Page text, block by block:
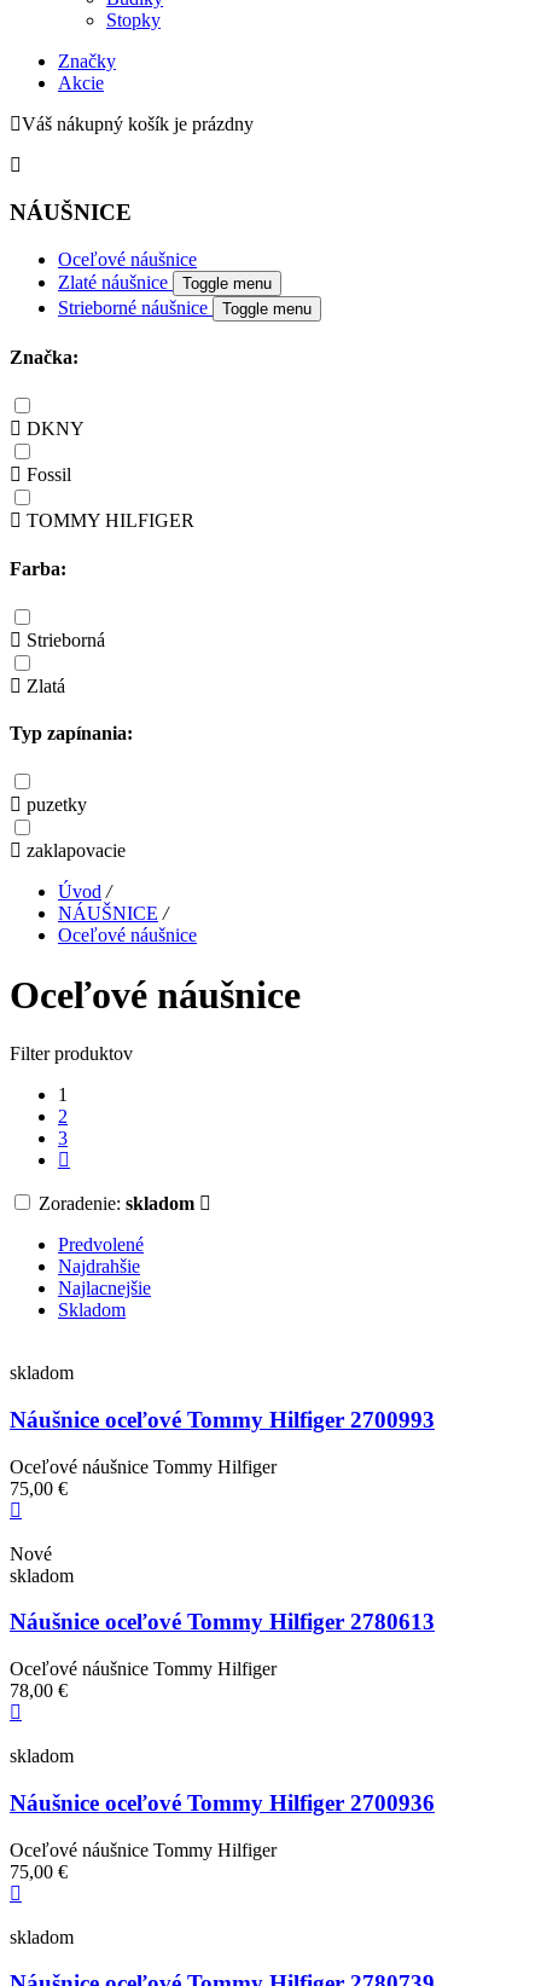
Stopky
Značky
Akcie
Váš nákupný košík je prázdny
NÁUŠNICE
Oceľové náušnice
Zlaté náušnice
Toggle menu
Strieborné náušnice Toggle menu
Značka:
DKNY
Fossil
TOMMY HILFIGER
Farba:
Strieborná
Zlatá
Typ zapínania:
puzetky
zaklapovacie
Úvod /
NÁUŠNICE /
Oceľové náušnice
Oceľové náušnice
Filter produktov
1
2
3
Zoradenie: skladom
Predvolené
Najdrahšie
Najlacnejšie
Skladom
skladom
Náušnice oceľové Tommy Hilfiger 2700993
Oceľové náušnice Tommy Hilfiger
75,00 €
Nové
skladom
Náušnice oceľové Tommy Hilfiger 2780613
Oceľové náušnice Tommy Hilfiger
78,00 €
skladom
Náušnice oceľové Tommy Hilfiger 2700936
Oceľové náušnice Tommy Hilfiger
75,00 €
skladom